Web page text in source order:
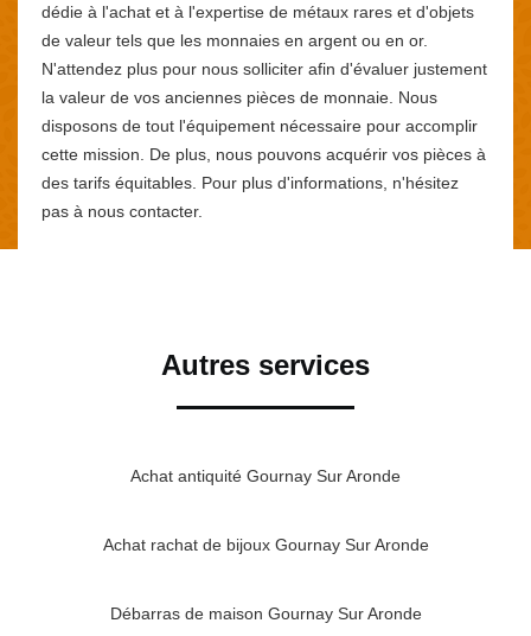
dédie à l'achat et à l'expertise de métaux rares et d'objets
de valeur tels que les monnaies en argent ou en or.
N'attendez plus pour nous solliciter afin d'évaluer justement
la valeur de vos anciennes pièces de monnaie. Nous
disposons de tout l'équipement nécessaire pour accomplir
cette mission. De plus, nous pouvons acquérir vos pièces à
des tarifs équitables. Pour plus d'informations, n'hésitez
pas à nous contacter.
Autres services
Achat antiquité Gournay Sur Aronde
Achat rachat de bijoux Gournay Sur Aronde
Débarras de maison Gournay Sur Aronde